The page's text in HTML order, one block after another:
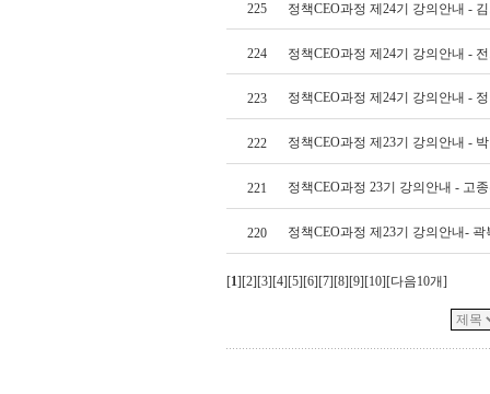
225 정책CEO과정 제24기 강의안내 -
224 정책CEO과정 제24기 강의안내 -
223 정책CEO과정 제24기 강의안내 -
222 정책CEO과정 제23기 강의안내 -
221 정책CEO과정 23기 강의안내 - 고
220 정책CEO과정 제23기 강의안내-
[1][2][3][4][5][6][7][8][9][10][다음10개]